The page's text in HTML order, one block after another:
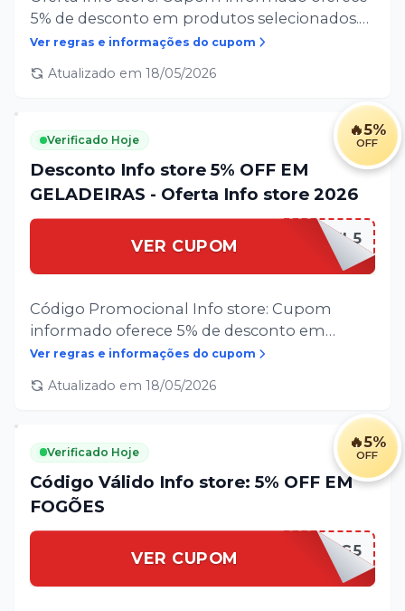
5% de desconto em produtos selecionados.
Não é válido para softwares ou serviços.
comunicação prévia. Limitado a 1 (hum) uso
realizadas para a cidade de Manaus,
Amazonas.
Ver regras e informações do cupom
Atualizado em18/05/2026
🔥5%
OFF
Verificado Hoje
Desconto Info store 5% OFF EM
GELADEIRAS - Oferta Info store 2026
VER CUPOM GEL5
Código Promocional Info store: Cupom
informado oferece 5% de desconto em
produtos selecionados. Não é válido para
cancelamento sem comunicação prévia.
Limitado a 1 (hum) uso por cliente. Exclusivo
para compras realizadas para a cidade de
Manaus, Amazonas. 2026
Ver regras e informações do cupom
Atualizado em18/05/2026
🔥5%
OFF
Verificado Hoje
Código Válido Info store: 5% OFF EM
FOGÕES
VER CUPOM FOG5